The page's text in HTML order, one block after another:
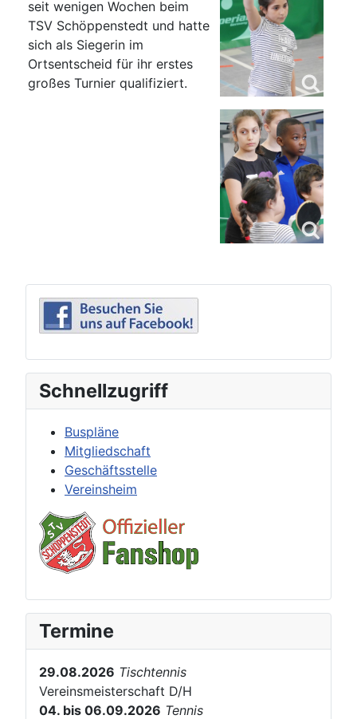
seit wenigen Wochen beim
TSV Schöppenstedt und hatte
sich als Siegerin im
Ortsentscheid für ihr erstes
großes Turnier qualifiziert.
Schnellzugriff
Buspläne
Mitgliedschaft
Geschäftsstelle
Vereinsheim
Termine
29.08.2026 Tischtennis
Vereinsmeisterschaft D/H
04. bis 06.09.2026 Tennis